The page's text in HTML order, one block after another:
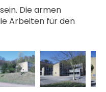
Die armen
Arbeiten für den